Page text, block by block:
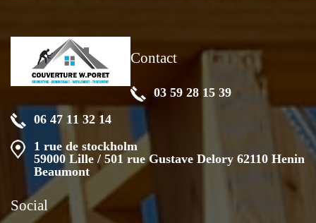
Contact
03 59 28 15 39
06 47 11 32 14
1 rue de stockholm
59000 Lille / 501 rue Gustave Delory 62110 Henin
Beaumont
Social